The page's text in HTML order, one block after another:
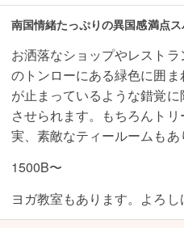
南国情緒たっぷりの異国感満点ス
お洒落なショップやレスト
のトンローにある緑色に囲
が止まっているような錯覚
させられます。もちろんト
実、素敵なティールームもあ
1500B〜
ヨガ教室もあります。よろし